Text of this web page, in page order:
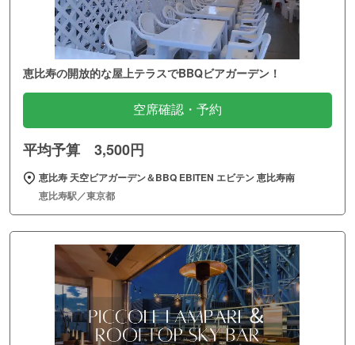
恵比寿の開放的な屋上テラスでBBQビアガーデン！
空席確認・予約
平均予算 3,500円
恵比寿 天空ビアガーデン＆BBQ EBITEN エビテン 恵比寿南
恵比寿駅／東京都